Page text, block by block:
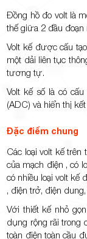
Đồng hồ đo volt là
thế giữa 2 đầu đoạn
Volt kế được cấu
một dải liên tục
tương tự.
Volt kế số là có
(ADC) và hiển thị
Đặc điểm chung
Các loại volt kế
của mạch điện , có
có nhiều loại volt
, điện trở, điện
Với thiết kế nhỏ
dụng rộng rãi trong
toàn điện toàn cầu